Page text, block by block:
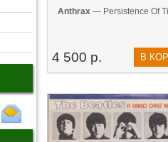
Anthrax— Persistence Of
4 500 р. В